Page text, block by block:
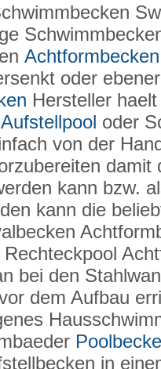
Achtformbecken
oder
Hersteller
Aufstellpool oder
von der
damit
kann bzw.
kann die
bei den
dem Aufbau
in